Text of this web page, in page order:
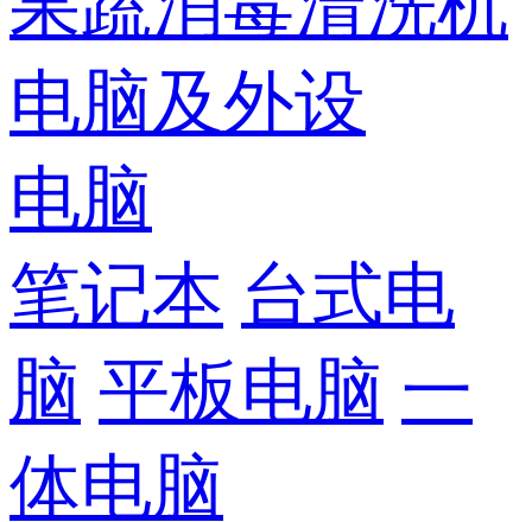
电脑及外设
电脑
笔记本 台式电
脑 平板电脑 一
体电脑